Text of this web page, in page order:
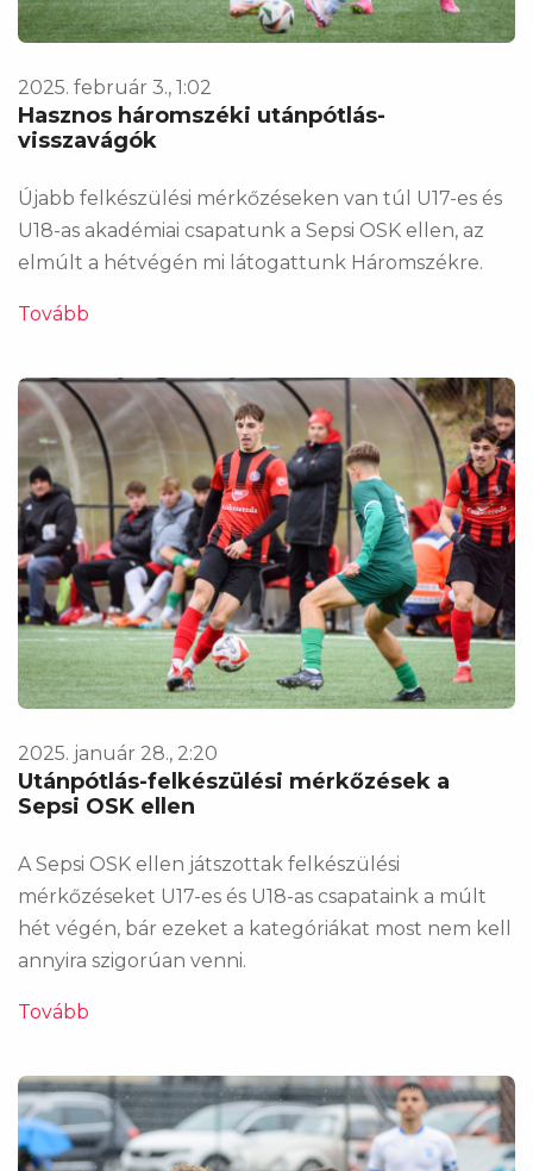
2025. február 3., 1:02
Hasznos háromszéki utánpótlás-
visszavágók
Újabb felkészülési mérkőzéseken van túl U17-es és
U18-as akadémiai csapatunk a Sepsi OSK ellen, az
elmúlt a hétvégén mi látogattunk Háromszékre.
Tovább
2025. január 28., 2:20
Utánpótlás-felkészülési mérkőzések a
Sepsi OSK ellen
A Sepsi OSK ellen játszottak felkészülési
mérkőzéseket U17-es és U18-as csapataink a múlt
hét végén, bár ezeket a kategóriákat most nem kell
annyira szigorúan venni.
Tovább